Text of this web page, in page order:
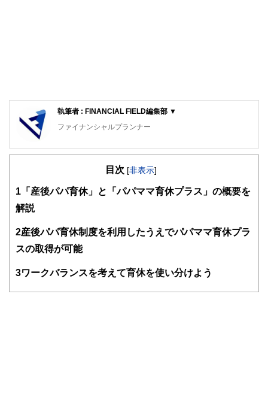
執筆者 : FINANCIAL FIELD編集部 ▼
ファイナンシャルプランナー
FinancialField編集部は、金融、経済に関する記事を、日々
知識がない方でも理解できるようわかりやすく発信していま
関わることで、読者目線のコンテンツを追求しています。
FinancialFieldの特徴は、ファイナンシャルプランナー、弁
ドバイザー、DCプランナー、公認会計士、社会保険労務
目次 [非表示]
1
「産後パパ育休」と「パパママ育休プラス」の概要を
解説
2産後パパ育休制度を利用したうえでパパママ育休プラ
スの取得が可能
3ワークバランスを考えて育休を使い分けよう